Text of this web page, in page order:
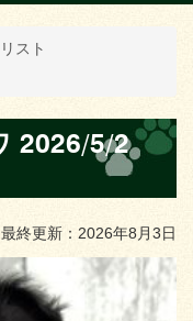
スト
2026/5/2
最終更新：2026年8月3日